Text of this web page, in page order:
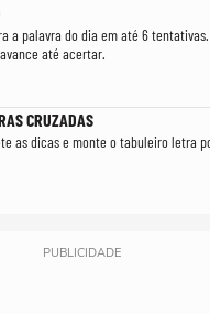
a palavra do dia em até 6 tentativas.
até acertar.
CRUZADAS
as dicas e monte o tabuleiro letra
PUBLICIDADE